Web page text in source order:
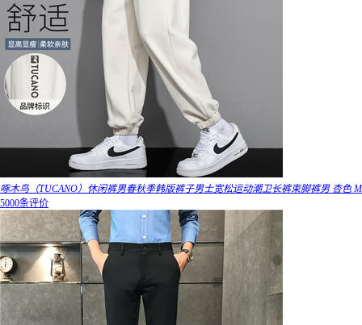
啄木鸟（TUCANO）休闲裤男春秋季韩版裤子男士宽松运动潮卫长裤束脚裤男 杏色 M
5000条评价